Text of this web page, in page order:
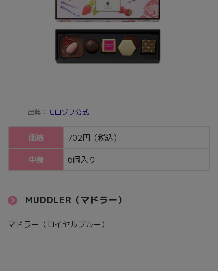
出典： モロゾフ公式
価格 702円（税込）
中身 6個入り
MUDDLER（マドラー）
マドラー（ロイヤルブルー）